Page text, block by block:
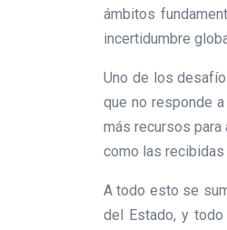
ámbitos
incertidumbre
Uno de los
que no responde
más recursos
como las recibidas
A todo esto se
del Estado, y